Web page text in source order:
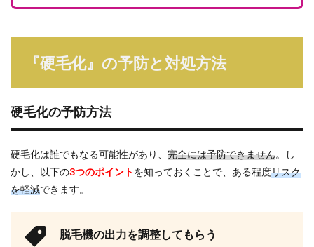
『硬毛化』の予防と対処方法
硬毛化の予防方法
硬毛化は誰でもなる可能性があり、 完全には予防できません。し
かし、以下の3つのポイントを知っておくことで、ある程度リスク
を軽減できます。
脱毛機の出力を調整してもらう